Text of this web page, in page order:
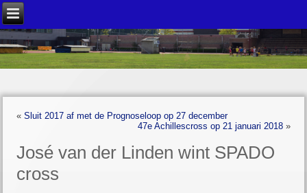
«Sluit 2017 af met de Prognoseloop op 27 december
47e Achillescross op 21 januari 2018»
José van der Linden wint SPADO
cross